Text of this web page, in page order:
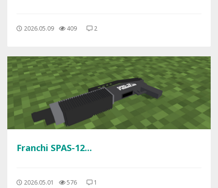
2026.05.09 409 2
Franchi SPAS-12...
2026.05.01 576 1